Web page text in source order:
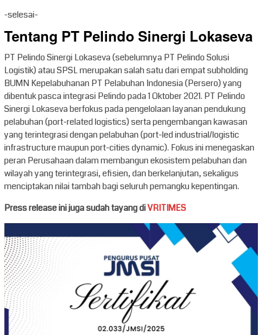
-selesai-
Tentang PT Pelindo Sinergi Lokaseva
PT Pelindo Sinergi Lokaseva (sebelumnya PT Pelindo Solusi
Logistik) atau SPSL merupakan salah satu dari empat subholding
BUMN Kepelabuhanan PT Pelabuhan Indonesia (Persero) yang
dibentuk pasca integrasi Pelindo pada 1 Oktober 2021. PT Pelindo
Sinergi Lokaseva berfokus pada pengelolaan layanan pendukung
pelabuhan (port-related logistics) serta pengembangan kawasan
yang terintegrasi dengan pelabuhan (port-led industrial/logistic
infrastructure maupun port-cities dynamic). Fokus ini menegaskan
peran Perusahaan dalam membangun ekosistem pelabuhan dan
wilayah yang terintegrasi, efisien, dan berkelanjutan, sekaligus
menciptakan nilai tambah bagi seluruh pemangku kepentingan.
Press release ini juga sudah tayang diVRITIMES